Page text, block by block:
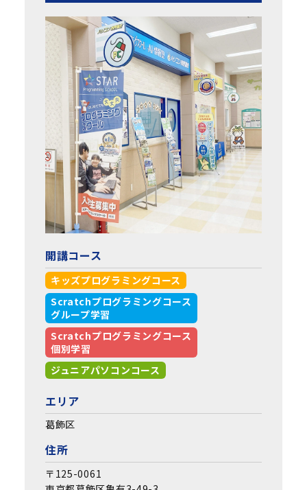
開講コース
キッズプログラミングコース
Scratchプログラミングコース
グループ学習
Scratchプログラミングコース
個別学習
ジュニアパソコンコース
エリア
葛飾区
住所
〒125-0061